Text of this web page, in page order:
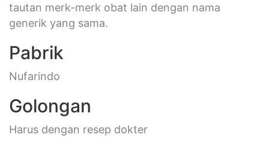
tautan merk-merk obat lain dengan nama
generik yang sama.
Pabrik
Nufarindo
Golongan
Harus dengan resep dokter